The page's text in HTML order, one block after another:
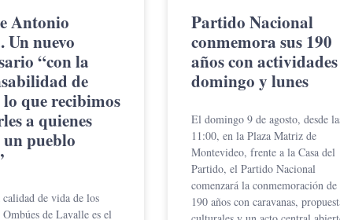
Antonio
Un nuevo
“con la
de
que recibimos
a quienes
pueblo
de vida de los
de Lavalle es el
Partido Nacional
conmemora sus 190
años con
domingo y lunes
El domingo 9 de agosto, desde
11:00, en la Plaza Matriz de
Montevideo, frente a la Casa del
Partido, el Partido Nacional
comenzará la conmemoración de
190 años con caravanas,